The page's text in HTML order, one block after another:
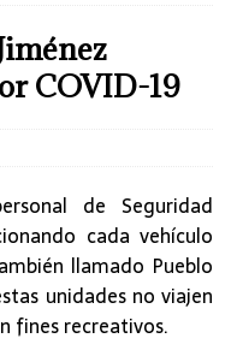
COVID-19
de Seguridad
cada vehículo
llamado Pueblo
unidades no viajen
fines recreativos.